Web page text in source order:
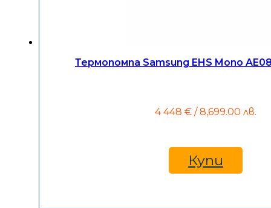
Термопомпа Samsung EHS Mono
4 448 € / 8,699.00 лв.
Купи